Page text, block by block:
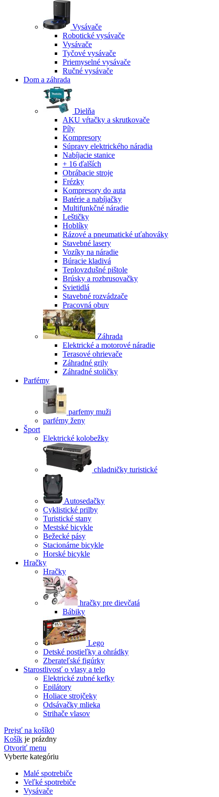
Vysávače
Robotické vysávače
Vysávače
Tyčové vysávače
Priemyselné vysávače
Ručné vysávače
Dom a záhrada
Dielňa
AKU vŕtačky a skrutkovače
Píly
Kompresory
Súpravy elektrického náradia
Nabíjacie stanice
+ 16 ďalších
Obrábacie stroje
Frézky
Kompresory do auta
Batérie a nabíjačky
Multifunkčné náradie
Leštičky
Hoblíky
Rázové a pneumatické uťahováky
Stavebné lasery
Vozíky na náradie
Búracie kladivá
Teplovzdušné pištole
Brúsky a rozbrusovačky
Svietidlá
Stavebné rozvádzače
Pracovná obuv
Záhrada
Elektrické a motorové náradie
Terasové ohrievače
Záhradné grily
Záhradné stoličky
Parfémy
parfemy muži
parfémy ženy
Šport
Elektrické kolobežky
chladničky turistické
Autosedačky
Cyklistické prilby
Turistické stany
Mestské bicykle
Bežecké pásy
Stacionárne bicykle
Horské bicykle
Hračky
Hračky
hračky pre dievčatá
Bábiky
Lego
Detské postieľky a ohrádky
Zberateľské figúrky
Starostlivosť o vlasy a telo
Elektrické zubné kefky
Epilátory
Holiace strojčeky
Odsávačky mlieka
Strihače vlasov
Prejsť na košík0
Košík je prázdny
Otvoriť menu
Vyberte kategóriu
Malé spotrebiče
Veľké spotrebiče
Vysávače